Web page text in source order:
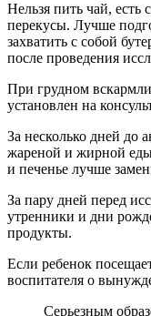
Нельзя пить чай, есть
перекусы. Лучше
захватить с собой
после проведения
При грудном
установлен на
За несколько дней до
жареной и жирной
и печенье лучше
За пару дней перед
утренники и дни
продукты.
Если ребенок
воспитателя о
Серьезным